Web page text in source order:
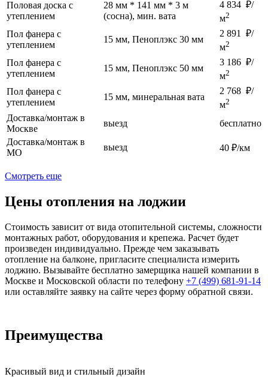
Половая доска с
утеплением
28 мм * 141 мм * 3 м
(сосна), мин. вата
4 834 ₽/
м2
Пол фанера с
утеплением
15 мм, Пеноплэкс 30 мм
2 891 ₽/
м2
Пол фанера с
утеплением
15 мм, Пеноплэкс 50 мм
3 186 ₽/
м2
Пол фанера с
утеплением
15 мм, минеральная вата
2 768 ₽/
м2
Доставка/монтаж в
Москве
выезд
бесплатно
Доставка/монтаж в
МО
выезд 40 ₽/км
Смотреть еще
Цены отопления на лоджии
Стоимость зависит от вида отопительной системы, сложности
монтажных работ, оборудования и крепежа. Расчет будет
произведен индивидуально. Прежде чем заказывать
отопление на балконе, пригласите специалиста измерить
лоджию. Вызывайте бесплатно замерщика нашей компании в
Москве и Московской области по телефону +7 (499) 681-91-14
или оставляйте заявку на сайте через форму обратной связи.
Преимущества
Красивый вид и стильный дизайн